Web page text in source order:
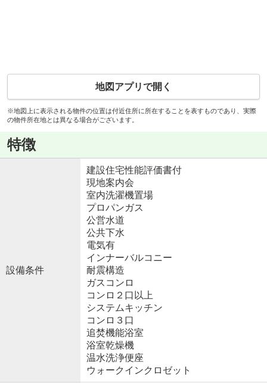
地図アプリで開く
※地図上に表示される物件の位置は付近住所に所在することを表すものであり、実際
の物件所在地とは異なる場合がございます。
特徴
設備条件
建設住宅性能評価書付
現地案内会
室内洗濯機置場
プロパンガス
公営水道
公共下水
電気有
インナーバルコニー
耐震構造
ガスコンロ
コンロ２口以上
システムキッチン
コンロ３口
追焚機能浴室
浴室乾燥機
温水洗浄便座
ウォークインクロゼット